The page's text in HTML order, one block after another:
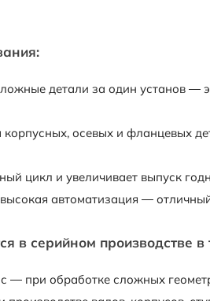
детали за один установ —
корпусных, осевых и фланцевых
цикл и увеличивает выпуск
автоматизация —
в серийном производстве в
— при обработке сложных